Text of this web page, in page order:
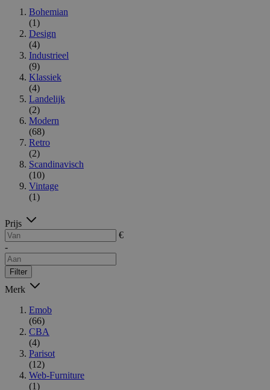
Bohemian
(1)
Design
(4)
Industrieel
(9)
Klassiek
(4)
Landelijk
(2)
Modern
(68)
Retro
(2)
Scandinavisch
(10)
Vintage
(1)
Prijs
€
-
Filter
Merk
Emob
(66)
CBA
(4)
Parisot
(12)
Web-Furniture
(1)